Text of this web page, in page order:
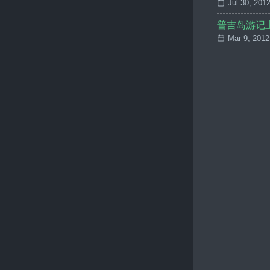
Jul 30, 2012
普吉岛游记
Mar 9, 2012